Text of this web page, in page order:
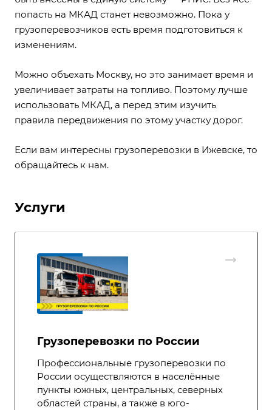
попасть на МКАД станет невозможно. Пока у
грузоперевозчиков есть время подготовиться к
изменениям.
Можно объехать Москву, но это занимает время и
увеличивает затраты на топливо. Поэтому лучше
использовать МКАД, а перед этим изучить
правила передвижения по этому участку дорог.
Если вам интересны грузоперевозки в Ижевске, то
обращайтесь к нам.
Услуги
Грузоперевозки по России
Профессиональные грузоперевозки по
России осуществляются в населённые
пункты южных, центральных, северных
областей страны, а также в юго-